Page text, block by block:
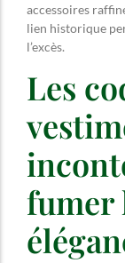
accessoires
lien historique
l’excès.
Les
fumer